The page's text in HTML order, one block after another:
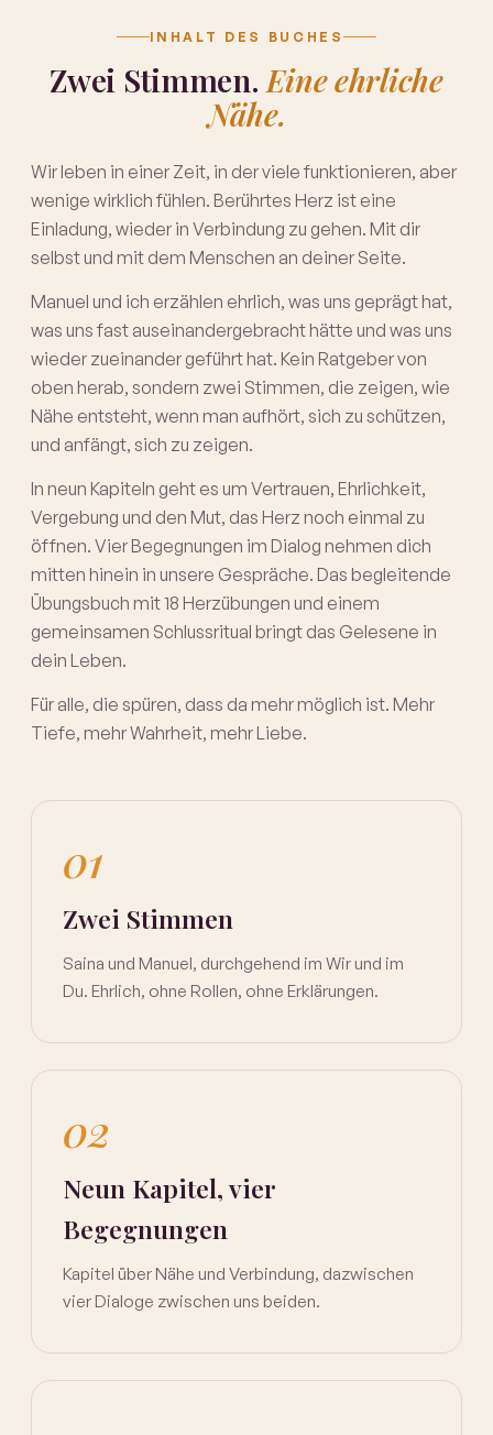
INHALT DES BUCHES
Zwei Stimmen. Eine ehrliche
Nähe.
Wir leben in einer Zeit, in der viele funktionieren, aber
wenige wirklich fühlen. Berührtes Herz ist eine
Einladung, wieder in Verbindung zu gehen. Mit dir
selbst und mit dem Menschen an deiner Seite.
Manuel und ich erzählen ehrlich, was uns geprägt hat,
was uns fast auseinandergebracht hätte und was uns
wieder zueinander geführt hat. Kein Ratgeber von
oben herab, sondern zwei Stimmen, die zeigen, wie
Nähe entsteht, wenn man aufhört, sich zu schützen,
und anfängt, sich zu zeigen.
In neun Kapiteln geht es um Vertrauen, Ehrlichkeit,
Vergebung und den Mut, das Herz noch einmal zu
öffnen. Vier Begegnungen im Dialog nehmen dich
mitten hinein in unsere Gespräche. Das begleitende
Übungsbuch mit 18 Herzübungen und einem
gemeinsamen Schlussritual bringt das Gelesene in
dein Leben.
Für alle, die spüren, dass da mehr möglich ist. Mehr
Tiefe, mehr Wahrheit, mehr Liebe.
01
Zwei Stimmen
Saina und Manuel, durchgehend im Wir und im
Du. Ehrlich, ohne Rollen, ohne Erklärungen.
02
Neun Kapitel, vier
Begegnungen
Kapitel über Nähe und Verbindung, dazwischen
vier Dialoge zwischen uns beiden.